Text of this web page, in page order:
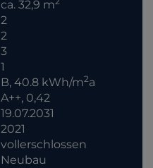
ca. 32,9 m
2
2
3
1
B, 40.8 kWh/m2a
A++, 0,42
19.07.2031
2021
vollerschlossen
Neubau